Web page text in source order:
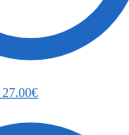
27.00€